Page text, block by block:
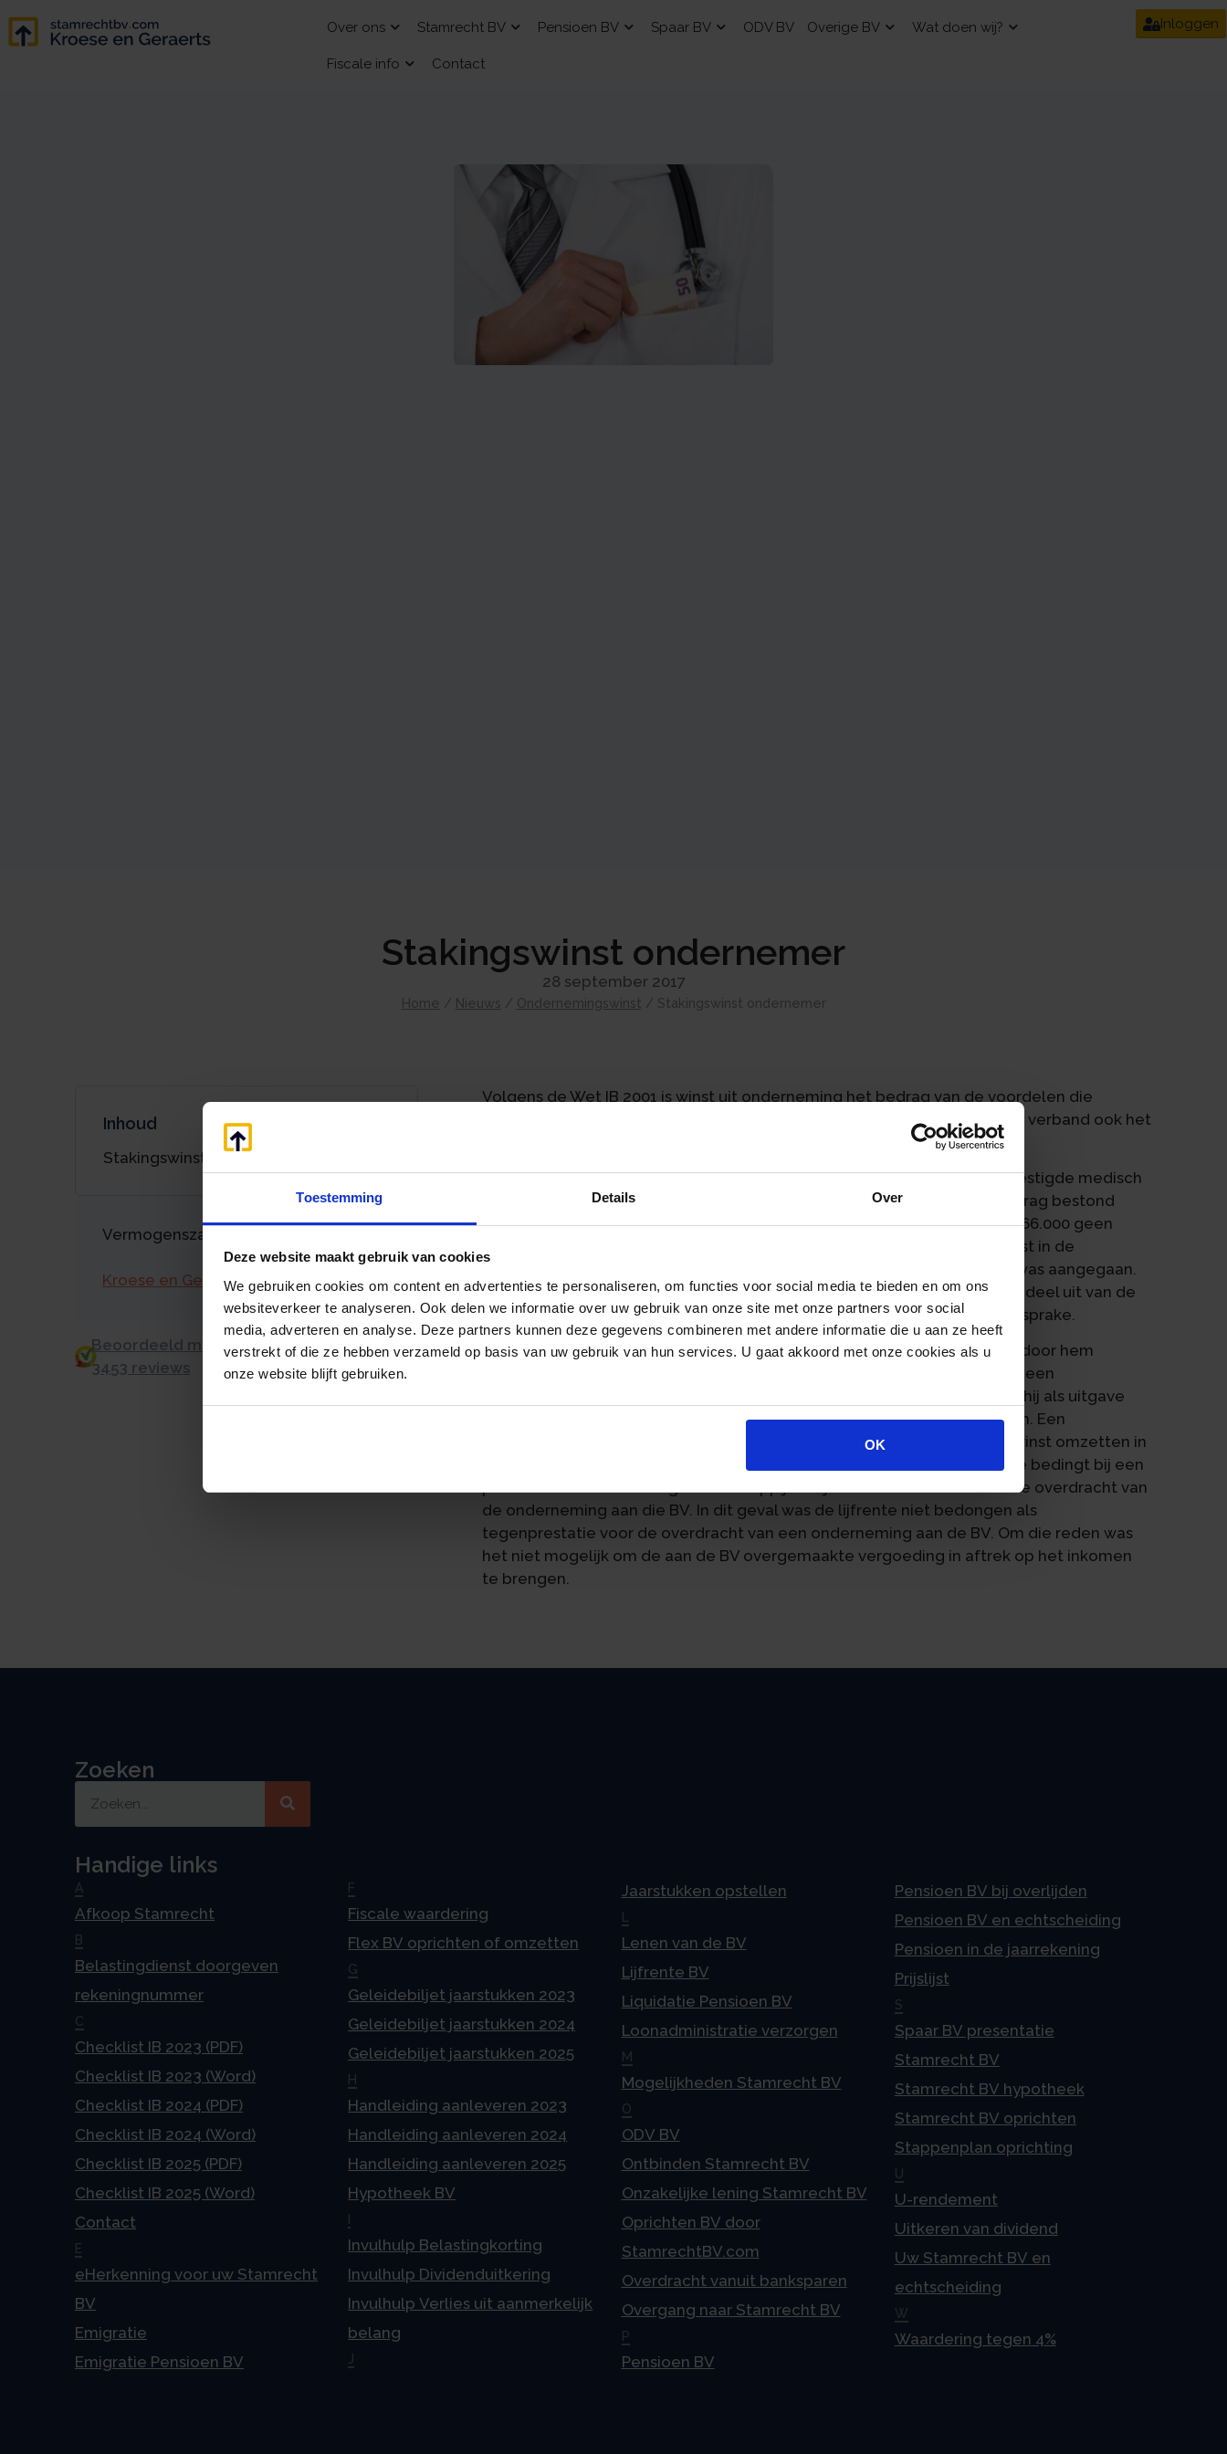
Toestemming Details Over
Deze website maakt gebruik van cookies
We gebruiken cookies om content en advertenties te personaliseren, om functies voor social media te bieden en om ons
websiteverkeer te analyseren. Ook delen we informatie over uw gebruik van onze site met onze partners voor social
media, adverteren en analyse. Deze partners kunnen deze gegevens combineren met andere informatie die u aan ze heeft
verstrekt of die ze hebben verzameld op basis van uw gebruik van hun services. U gaat akkoord met onze cookies als u
onze website blijft gebruiken.
OK
Over ons Stamrecht BV Pensioen BV Spaar BV ODV BV Overige BV Wat doen wij?
Fiscale info Contact
Inloggen
Stakingswinst ondernemer
28 september 2017
Home / Nieuws / Ondernemingswinst / Stakingswinst ondernemer
Inhoud
Stakingswinst ondernemer
Vermogenszaken goed regelen?
Kroese en Geraerts
Beoordeeld met een 9.0 uit 10 op basis van
3453 reviews
Volgens de Wet IB 2001 is winst uit onderneming het bedrag van de voordelen die
worden verkregen uit een onderneming. Onder onderneming moet in dit verband ook het
In het kader van de beëindiging van de werkzaamheden van een vrijgevestigde medisch
specialist werd aan hem een vergoeding betaald van € 750.000. Dat bedrag bestond
voor € 184.000 uit goodwill. De specialist meende dat het restant ad € 566.000 geen
winst uit onderneming vormde. De rechtbank stelde vast dat de specialist in de
uitoefening van zijn onderneming overeenkomsten met het ziekenhuis was aangegaan.
Daarom maakte de vergoeding ter beëindiging van de overeenkomsten deel uit van de
winst uit onderneming. Van een onbelaste schadevergoeding was geen sprake.
De medisch specialist had de vergoeding op een bankrekening van een door hem
opgerichte BV laten overmaken. Volgens de specialist had hij met de BV een
lijfrenteovereenkomst gesloten. De daarvoor betaalde premie meende hij als uitgave
voor inkomensvoorzieningen in aftrek op zijn inkomen te mogen brengen. Een
ondernemer kan bij staking van zijn onderneming de behaalde stakingswinst omzetten in
een lijfrente tot een bepaald maximum. Voorwaarde is dat hij de lijfrente bedingt bij een
professionele verzekeringsmaatschappij of bij een BV in het kader van de overdracht van
de onderneming aan die BV. In dit geval was de lijfrente niet bedongen als
tegenprestatie voor de overdracht van een onderneming aan de BV. Om die reden was
het niet mogelijk om de aan de BV overgemaakte vergoeding in aftrek op het inkomen
te brengen.
Zoeken
Handige links
A
Afkoop Stamrecht
B
Belastingdienst doorgeven
rekeningnummer
C
Checklist IB 2023 (PDF)
Checklist IB 2023 (Word)
Checklist IB 2024 (PDF)
Checklist IB 2024 (Word)
Checklist IB 2025 (PDF)
Checklist IB 2025 (Word)
Contact
E
eHerkenning voor uw Stamrecht
BV
Emigratie
Emigratie Pensioen BV
F
Fiscale waardering
Flex BV oprichten of omzetten
G
Geleidebiljet jaarstukken 2023
Geleidebiljet jaarstukken 2024
Geleidebiljet jaarstukken 2025
H
Handleiding aanleveren 2023
Handleiding aanleveren 2024
Handleiding aanleveren 2025
Hypotheek BV
Invulhulp Belastingkorting
Invulhulp Dividenduitkering
Invulhulp Verlies uit aanmerkelijk
belang
Jaarstukken opstellen
Lenen van de BV
Lijfrente BV
Liquidatie Pensioen BV
Loonadministratie verzorgen
M
Mogelijkheden Stamrecht BV
O
ODV BV
Ontbinden Stamrecht BV
Onzakelijke lening Stamrecht BV
Oprichten BV door
StamrechtBV.com
Overdracht vanuit banksparen
Overgang naar Stamrecht BV
P
Pensioen BV
Pensioen BV bij overlijden
Pensioen BV en echtscheiding
Pensioen in de jaarrekening
Prijslijst
S
Spaar BV presentatie
Stamrecht BV
Stamrecht BV hypotheek
Stamrecht BV oprichten
Stappenplan oprichting
U
U-rendement
Uitkeren van dividend
Uw Stamrecht BV en
echtscheiding
W
Waardering tegen 4%